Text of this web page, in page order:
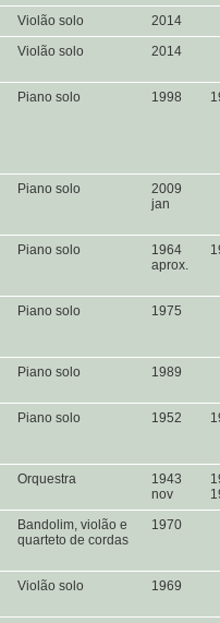
Violão solo
2014
Violão solo 2014
Piano solo 1998
Piano solo
2009
jan
Piano solo
1964
aprox.
Piano solo 1975
Piano solo 1989
Piano solo 1952
Orquestra
1943
nov
Bandolim, violão e
quarteto de cordas
1970
Violão solo 1969